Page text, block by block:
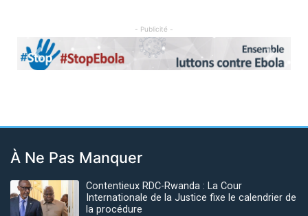
- Publicité -
Previous Next
À Ne Pas Manquer
Contentieux RDC-Rwanda : La Cour
Internationale de la Justice fixe le calendrier de
la procédure